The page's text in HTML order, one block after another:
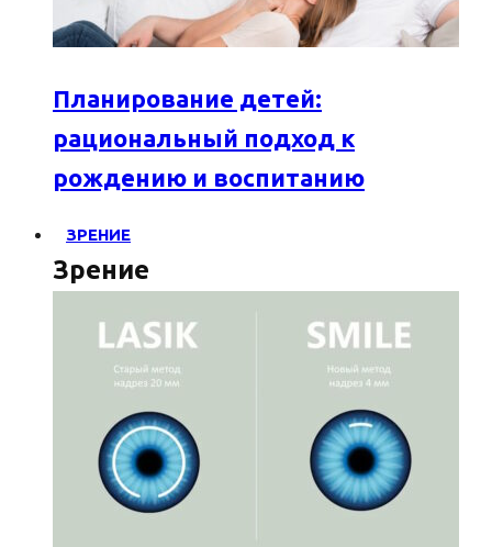
Планирование детей:
рациональный подход к
рождению и воспитанию
ЗРЕНИЕ
Зрение